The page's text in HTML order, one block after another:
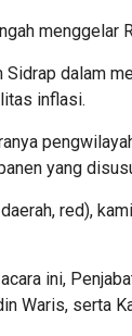
menggelar
Sidrap dalam
inflasi.
yang
red),
ini,
Waris, serta